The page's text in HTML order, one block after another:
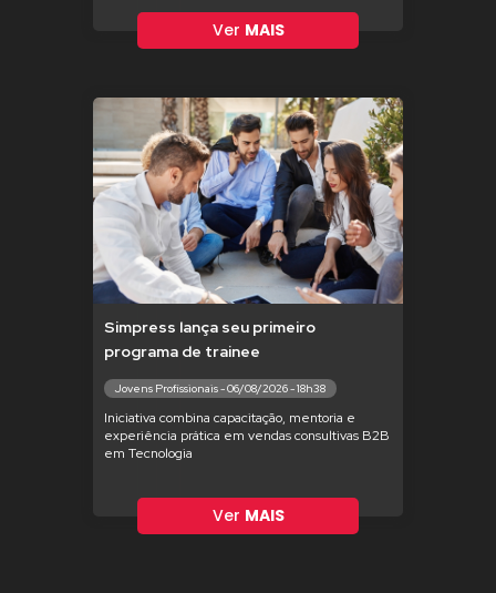
Ver MAIS
Simpress lança seu primeiro
programa de trainee
Jovens Profissionais - 06/08/2026 - 18h38
Iniciativa combina capacitação, mentoria e
experiência prática em vendas consultivas B2B
em Tecnologia
Ver MAIS